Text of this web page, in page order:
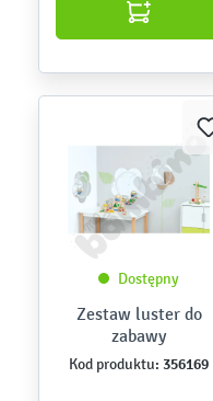
Dostępny
Zestaw luster do
zabawy
Kod produktu: 356169